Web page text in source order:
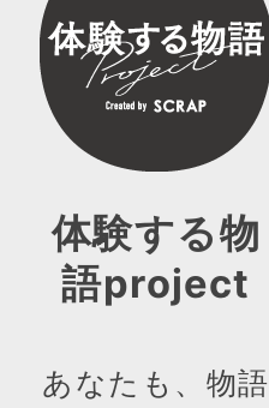
体験する物
語project
あなたも、物語